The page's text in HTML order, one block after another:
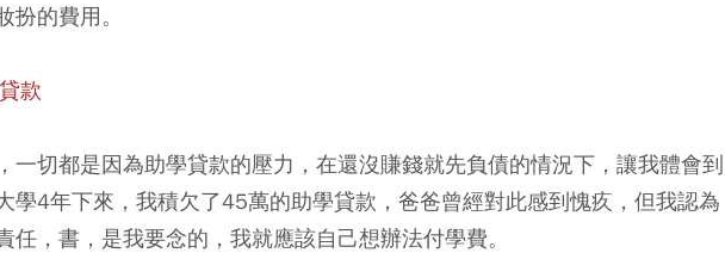
的費用。
款
一切都是因為助學貸款的壓力，在還沒賺錢就先負債的情況下，讓我體會到
學4年下來，我積欠了45萬的助學貸款，爸爸曾經對此感到愧疚，但我認為
任，書，是我要念的，我就應該自己想辦法付學費。